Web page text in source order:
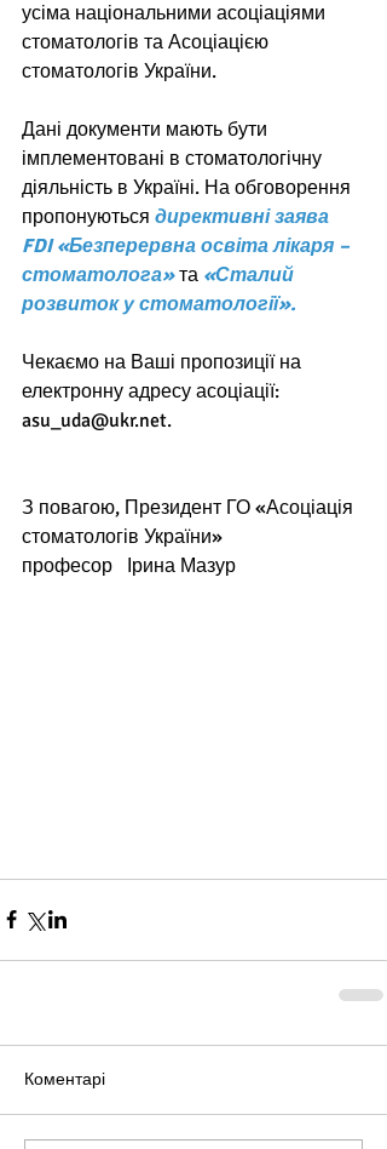
усіма національними асоціаціями
стоматологів та Асоціацією
стоматологів України.
Дані документи мають бути
імплементовані в стоматологічну
діяльність в Україні. На обговорення
пропонуються директивні заява
FDI «Безперервна освіта лікаря –
стоматолога» та «Сталий
розвиток у стоматології».
Чекаємо на Ваші пропозиції на
електронну адресу асоціації:
asu_uda@ukr.net.
З повагою, Президент ГО «Асоціація
стоматологів України»
професор   Ірина Мазур
Коментарі